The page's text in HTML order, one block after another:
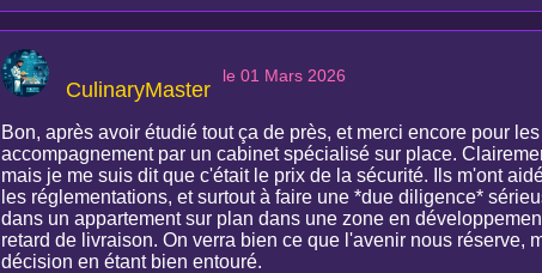
CulinaryMaster
le 01 Mars 2026
Bon, après avoir étudié tout ça de près, et merci encore pour
accompagnement par un cabinet spécialisé sur place.
mais je me suis dit que c'était le prix de la sécurité. Ils m'ont
les réglementations, et surtout à faire une *due diligence*
dans un appartement sur plan dans une zone en
retard de livraison. On verra bien ce que l'avenir nous réserve,
décision en étant bien entouré.